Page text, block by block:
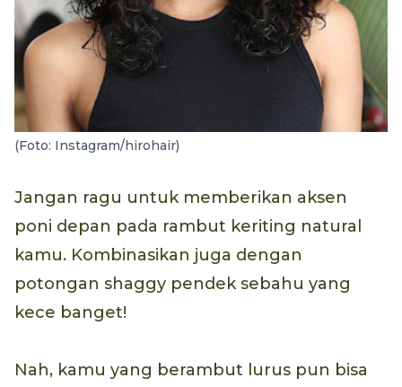
(Foto: Instagram/hirohair)
Jangan ragu untuk memberikan aksen
poni depan pada rambut keriting natural
kamu. Kombinasikan juga dengan
potongan shaggy pendek sebahu yang
kece banget!
Nah, kamu yang berambut lurus pun bisa